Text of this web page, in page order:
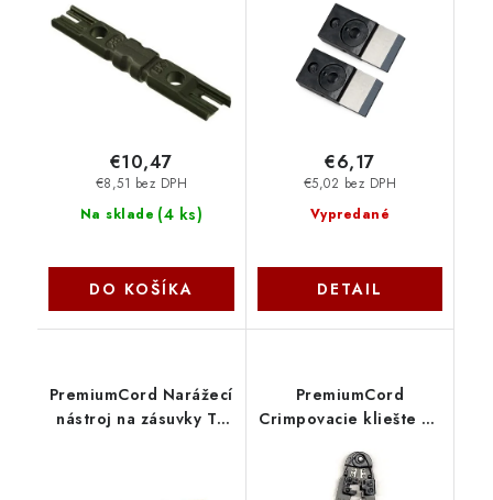
Na sklade (4 ks)
€8,51 bez DPH
€10,47
DO KOŠÍKA
WSEZ670, 2ks
Vypredané
€5,02 bez DPH
€6,17
DETAIL
PremiumCord Narážecí
nástroj na zásuvky TP
PremiumCord
Crimpovacie kliešte na